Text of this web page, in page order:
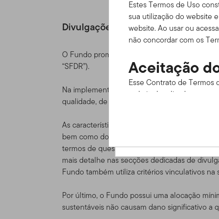
Divulgações relacionadas com a
O Fundo promove características ambientais
“SFDR”).
Na implementação da estratégia Ambiental,
qualidade, de acordo com o capturado pela
As características ambientais ou sociais do
bem como do processo de investigação,
termos de questões GSA. Onde se inclui a
mais detalhe nas secções dedicadas de
Fundo também utiliza critérios vinculativos
Por último, o Fundo possui uma alocação
sustentáveis não causam dano significativo
Estes Termos de Uso
sua utilização do website
website. Ao usar ou
não concordar com os
Aceitação
Esse Contrato de Termos
website localizado em
informações disponíveis
ou acordo de cliente ou
serviços, informação e
data do acesso ao Site
momento, sem aviso